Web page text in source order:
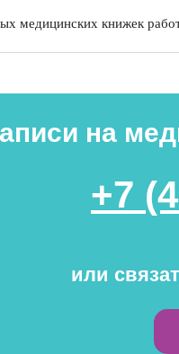
медицинских книжек
на
или
+7